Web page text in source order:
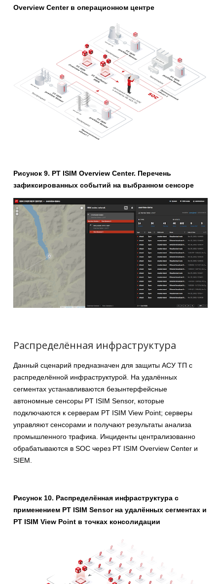
Overview Center в операционном центре
Рисунок 9. PT ISIM Overview Center. Перечень
зафиксированных событий на выбранном сенсоре
Распределённая инфраструктура
Данный сценарий предназначен для защиты АСУ ТП с
распределённой инфраструктурой. На удалённых
сегментах устанавливаются безынтерфейсные
автономные сенсоры PT ISIM Sensor, которые
подключаются к серверам PT ISIM View Point; серверы
управляют сенсорами и получают результаты анализа
промышленного трафика. Инциденты централизованно
обрабатываются в SOC через PT ISIM Overview Center и
SIEM.
Рисунок 10. Распределённая инфраструктура с
применением PT ISIM Sensor на удалённых сегментах и
PT ISIM View Point в точках консолидации